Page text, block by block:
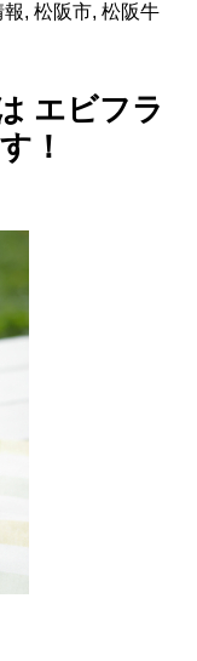
報, 松阪市, 松阪牛
エビフラ
！